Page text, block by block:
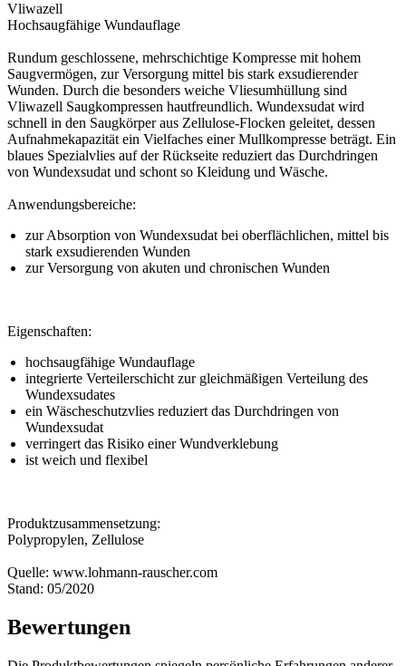
Vliwazell
Hochsaugfähige Wundauflage
Rundum geschlossene, mehrschichtige Kompresse mit hohem
Saugvermögen, zur Versorgung mittel bis stark exsudierender
Wunden. Durch die besonders weiche Vliesumhüllung sind
Vliwazell Saugkompressen hautfreundlich. Wundexsudat wird
schnell in den Saugkörper aus Zellulose-Flocken geleitet, dessen
Aufnahmekapazität ein Vielfaches einer Mullkompresse beträgt. Ein
blaues Spezialvlies auf der Rückseite reduziert das Durchdringen
von Wundexsudat und schont so Kleidung und Wäsche.
Anwendungsbereiche:
zur Absorption von Wundexsudat bei oberflächlichen, mittel bis
stark exsudierenden Wunden
zur Versorgung von akuten und chronischen Wunden
Eigenschaften:
hochsaugfähige Wundauflage
integrierte Verteilerschicht zur gleichmäßigen Verteilung des
Wundexsudates
ein Wäscheschutzvlies reduziert das Durchdringen von
Wundexsudat
verringert das Risiko einer Wundverklebung
ist weich und flexibel
Produktzusammensetzung:
Polypropylen, Zellulose
Quelle: www.lohmann-rauscher.com
Stand: 05/2020
Bewertungen